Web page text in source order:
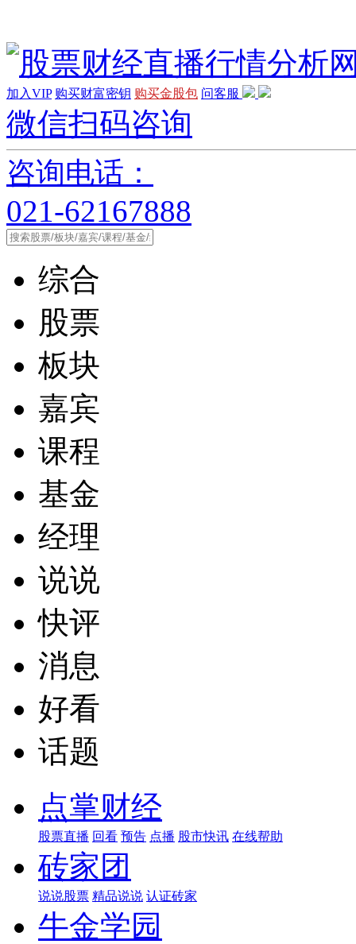
加入VIP 购买财富密钥 购买金股包 问客服
微信扫码咨询
咨询电话：
021-62167888
综合
股票
板块
嘉宾
课程
基金
经理
说说
快评
消息
好看
话题
点掌财经
股票直播 回看 预告 点播 股市快讯 在线帮助
砖家团
说说股票 精品说说 认证砖家
牛金学园